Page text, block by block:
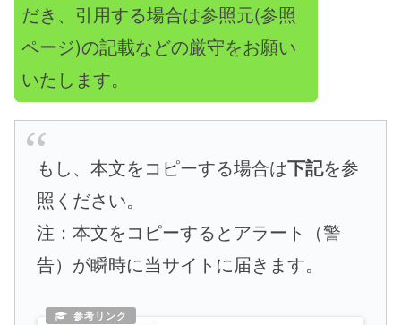
だき、 引用する場合は参照元(参照
ページ)の記載などの厳守をお願い
いたします。
もし、本文をコピーする場合は下記を参
照ください。
注：本文をコピーするとアラート（警
告）が瞬時に当サイトに届きます。